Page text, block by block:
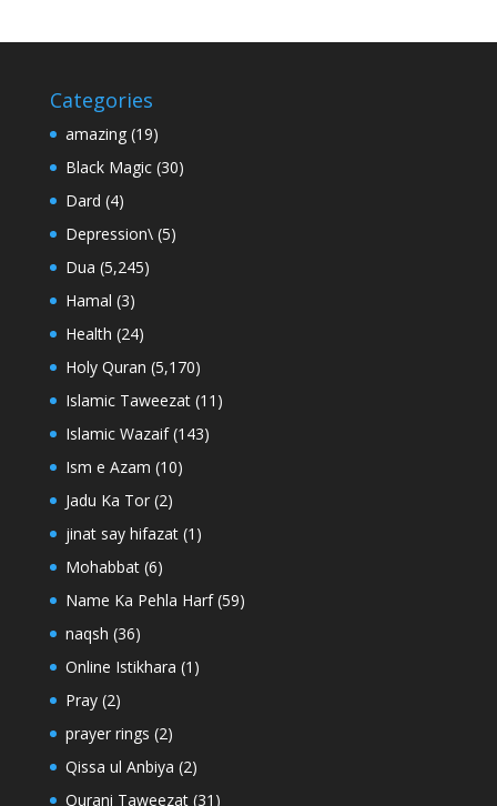
Categories
amazing(19)
Black Magic(30)
Dard (4)
Depression\(5)
Dua (5,245)
Hamal (3)
Health (24)
Holy Quran (5,170)
Islamic Taweezat(11)
Islamic Wazaif(143)
Ism e Azam (10)
Jadu Ka Tor(2)
jinat say hifazat(1)
Mohabbat(6)
Name Ka Pehla Harf(59)
naqsh (36)
Online Istikhara (1)
Pray(2)
prayer rings (2)
Qissa ul Anbiya (2)
Qurani Taweezat(31)